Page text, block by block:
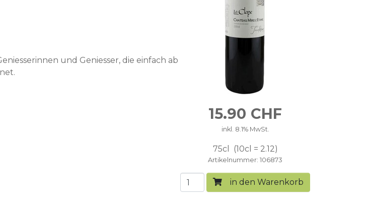
15.90 CHF
inkl. 8.1% MwSt.
75cl 10cl = 2.12
Artikelnummer 106873
in den Warenkorb
und Geniesser, die einfach ab